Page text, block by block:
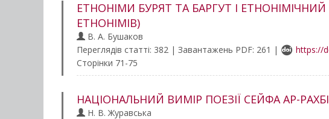
ЕТНОНІМИ БУРЯТ ТА БАРГУТ І
ЕТНОНІМІВ)
В. А. Бушаков
Переглядів статті: 382 | Завантажень PDF: 261 |
https://
Сторінки 71-75
НАЦІОНАЛЬНИЙ ВИМІР ПОЕЗІЇ СЕЙФА АР-
Н. В. Журавська